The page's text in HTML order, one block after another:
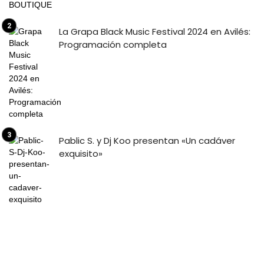
La Grapa Black Music Festival 2024 en Avilés:
Programación completa
Pablic S. y Dj Koo presentan «Un cadáver
exquisito»